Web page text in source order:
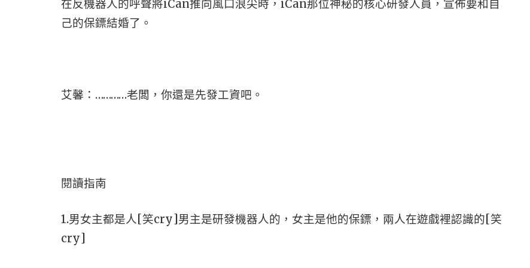
在反機器人的呼聲將iCan推向風口浪尖時，iCan那位神秘的核心研發人員，宣佈要和自
己的保鏢結婚了。
艾馨：…………老闆，你還是先發工資吧。
閱讀指南
1.男女主都是人[笑cry]男主是研發機器人的，女主是他的保鏢，兩人在遊戲裡認識的[笑
cry]